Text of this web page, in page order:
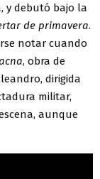
y debutó bajo la
de primavera.
notar cuando
, obra de
dirigida
militar,
aunque